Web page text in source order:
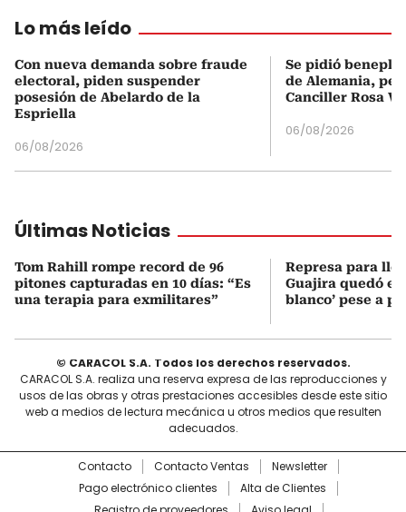
Lo más leído
Con nueva demanda sobre fraude
electoral, piden suspender
posesión de Abelardo de la
Espriella
06/08/2026
Se pidió
de Alemania,
Canciller Rosa
06/08/2026
Últimas Noticias
Tom Rahill rompe record de 96
pitones capturadas en 10 días: “Es
una terapia para exmilitares”
Represa para
Guajira quedó en
blanco’ pese a
© CARACOL S.A. Todos los derechos reservados.
CARACOL S.A. realiza una reserva expresa de las reproducciones y
usos de las obras y otras prestaciones accesibles desde este sitio
web a medios de lectura mecánica u otros medios que resulten
adecuados.
Contacto Contacto Ventas
Newsletter
Pago electrónico clientes
Alta de Clientes